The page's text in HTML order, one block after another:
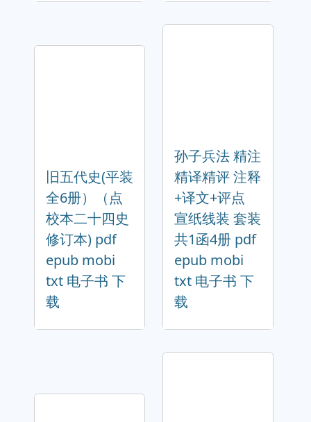
旧五代史(平装
全6册）（点
校本二十四史
修订本) pdf
epub mobi
txt 电子书 下
载
孙子兵法 精注
精译精评 注释
+译文+评点
宣纸线装 套装
共1函4册 pdf
epub mobi
txt 电子书 下
载